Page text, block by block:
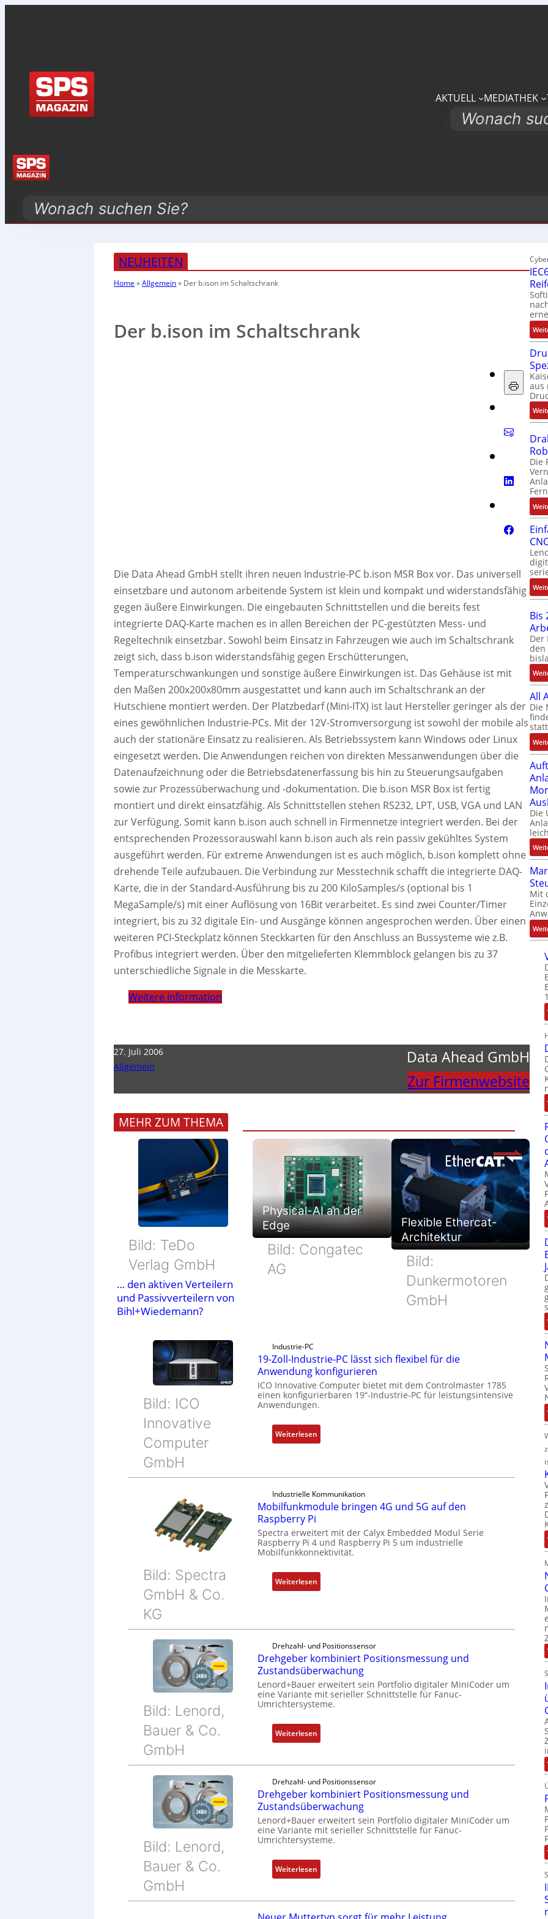
AKTUELL MEDIATHEK
Search
Search
NEUHEITEN
Home »Allgemein» Der b.ison im Schaltschrank
Der b.ison im Schaltschrank
Die Data Ahead GmbH stellt ihren neuen Industrie-PC b.ison MSR Box vor. Das universell
einsetzbare und autonom arbeitende System ist klein und kompakt und widerstandsfähig
gegen äußere Einwirkungen. Die eingebauten Schnittstellen und die bereits fest
integrierte DAQ-Karte machen es in allen Bereichen der PC-gestützten Mess- und
Regeltechnik einsetzbar. Sowohl beim Einsatz in Fahrzeugen wie auch im Schaltschrank
zeigt sich, dass b.ison widerstandsfähig gegen Erschütterungen,
Temperaturschwankungen und sonstige äußere Einwirkungen ist. Das Gehäuse ist mit
den Maßen 200x200x80mm ausgestattet und kann auch im Schaltschrank an der
Hutschiene montiert werden. Der Platzbedarf (Mini-ITX) ist laut Hersteller geringer als der
eines gewöhnlichen Industrie-PCs. Mit der 12V-Stromversorgung ist sowohl der mobile als
auch der stationäre Einsatz zu realisieren. Als Betriebssystem kann Windows oder Linux
eingesetzt werden. Die Anwendungen reichen von direkten Messanwendungen über die
Datenaufzeichnung oder die Betriebsdatenerfassung bis hin zu Steuerungsaufgaben
sowie zur Prozessüberwachung und -dokumentation. Die b.ison MSR Box ist fertig
montiert und direkt einsatzfähig. Als Schnittstellen stehen RS232, LPT, USB, VGA und LAN
zur Verfügung. Somit kann b.ison auch schnell in Firmennetze integriert werden. Bei der
entsprechenden Prozessorauswahl kann b.ison auch als rein passiv gekühltes System
ausgeführt werden. Für extreme Anwendungen ist es auch möglich, b.ison komplett ohne
drehende Teile aufzubauen. Die Verbindung zur Messtechnik schafft die integrierte DAQ-
Karte, die in der Standard-Ausführung bis zu 200 KiloSamples/s (optional bis 1
MegaSample/s) mit einer Auflösung von 16Bit verarbeitet. Es sind zwei Counter/Timer
integriert, bis zu 32 digitale Ein- und Ausgänge können angesprochen werden. Über einen
weiteren PCI-Steckplatz können Steckkarten für den Anschluss an Bussysteme wie z.B.
Profibus integriert werden. Über den mitgelieferten Klemmblock gelangen bis zu 37
unterschiedliche Signale in die Messkarte.
Weitere Information
27. Juli 2006
Allgemein
Data Ahead GmbH
Zur Firmenwebsite
MEHR ZUM THEMA
Bild: TeDo
Verlag GmbH
… den aktiven Verteilern
und Passivverteilern von
Bihl+Wiedemann?
Physical-AI an der
Edge
Bild: Congatec
AG
Flexible Ethercat-
Architektur
Bild:
Dunkermotoren
GmbH
Bild: ICO
Innovative
Computer
GmbH
Industrie-PC
19-Zoll-Industrie-PC lässt sich flexibel für die
Anwendung konfigurieren
ICO Innovative Computer bietet mit dem Controlmaster 1785
einen konfigurierbaren 19“-Industrie-PC für leistungsintensive
Anwendungen.
Weiterlesen:
1
o
l
-
I
d
u
e
-
P
C
l
s
s
i
c
h
f
l
e
x
i
Bild: Spectra
GmbH & Co.
KG
Industrielle Kommunikation
Mobilfunkmodule bringen 4G und 5G auf den
Raspberry Pi
Spectra erweitert mit der Calyx Embedded Modul Serie
Raspberry Pi 4 und Raspberry Pi 5 um industrielle
Mobilfunkkonnektivität.
Weiterlesen:
M
i
l
f
u
n
k
m
o
d
b
r
i
n
g
n
4
u
n
Bild: Lenord,
Bauer & Co.
GmbH
Drehzahl- und Positionssensor
Drehgeber kombiniert Positionsmessung und
Zustandsüberwachung
Lenord+Bauer erweitert sein Portfolio digitaler MiniCoder um
eine Variante mit serieller Schnittstelle für Fanuc-
Umrichtersysteme.
Weiterlesen:
D
h
g
e
b
e
k
o
b
Bild: Lenord,
Bauer & Co.
GmbH
Drehzahl- und Positionssensor
Drehgeber kombiniert Positionsmessung und
Zustandsüberwachung
Lenord+Bauer erweitert sein Portfolio digitaler MiniCoder um
eine Variante mit serieller Schnittstelle für Fanuc-
Umrichtersysteme.
Weiterlesen:
D
aus
Die
Bis
Der
den
All
Die
Die
Mit